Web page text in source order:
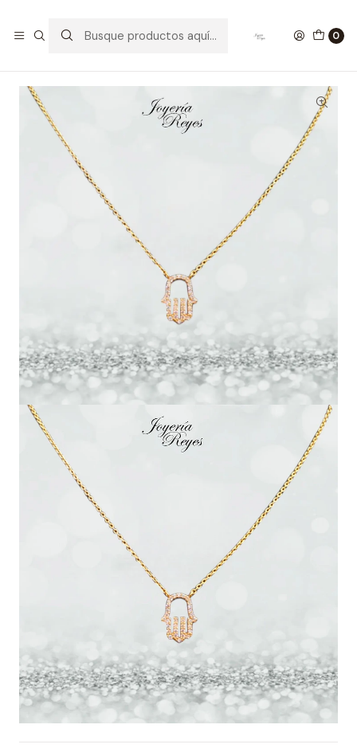
0
Cadena oro amarillo 18 kilates fabricación italiana modelo
Mano de Fátima con circones 2.56 gr.